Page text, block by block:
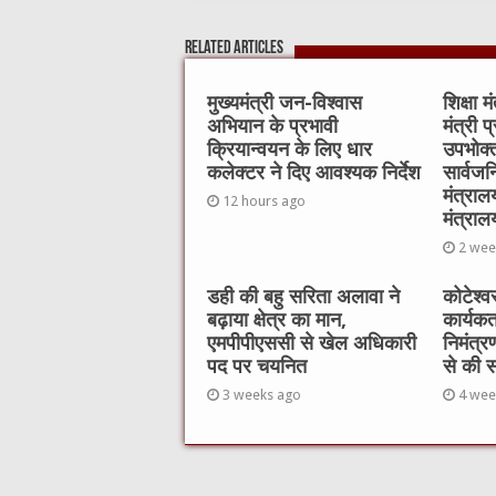
e
b
o
o
k
te
r
h
at
l
s
A
p
p
Related Articles
मुख्यमंत्री जन-विश्वास
अभियान के प्रभावी
क्रियान्वयन के लिए धार
कलेक्टर ने दिए आवश्यक निर्देश
12 hours ago
शिक्षा
मंत्री
2
डही की बहु सरिता अलावा ने
बढ़ाया क्षेत्र का मान,
एमपीपीएससी से खेल अधिकारी
पद पर चयनित
3 weeks ago
से की
4